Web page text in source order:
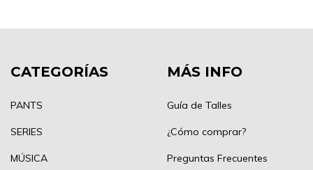
CATEGORÍAS
PANTS
SERIES
MÚSICA
MÁS INFO
Guía de Talles
¿Cómo comprar?
Preguntas Frecuentes